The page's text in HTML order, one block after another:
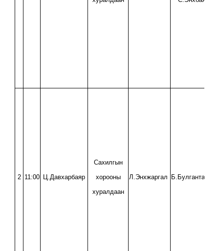
2 11:00 Ц.Давхарбаяр
Сахилгын
хорооны
хуралдаан
Л.Энхжаргал Б.Булгантамир